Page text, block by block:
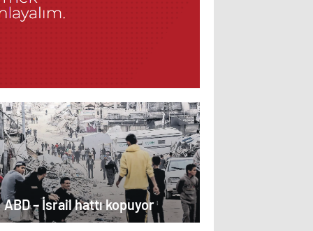
ABD – İsrail hattı kopuyor